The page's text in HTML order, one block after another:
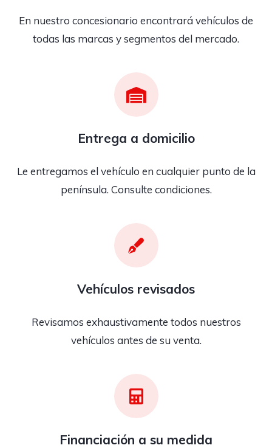
En nuestro concesionario encontrará vehículos de
todas las marcas y segmentos del mercado.
Entrega a domicilio
Le entregamos el vehículo en cualquier punto de la
península. Consulte condiciones.
Vehículos revisados
Revisamos exhaustivamente todos nuestros
vehículos antes de su venta.
Financiación a su medida